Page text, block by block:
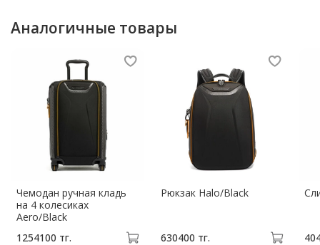
TUMI Tracer®
Аналогичные товары
Чемодан ручная кладь
на 4 колесиках
Aero/Black
1254100 тг.
Рюкзак Halo/Black
630400 тг.